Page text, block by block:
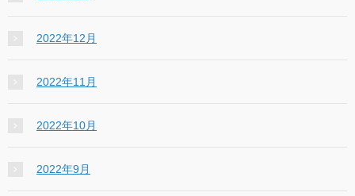
2022年12月
2022年11月
2022年10月
2022年9月